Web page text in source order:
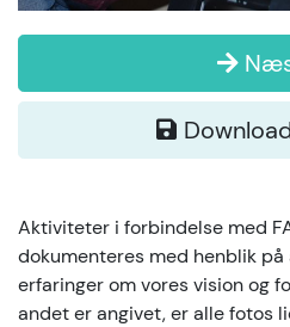
Aktiviteter i forbindelse med
dokumenteres med henblik
erfaringer om vores vision og
andet er angivet, er alle fotos